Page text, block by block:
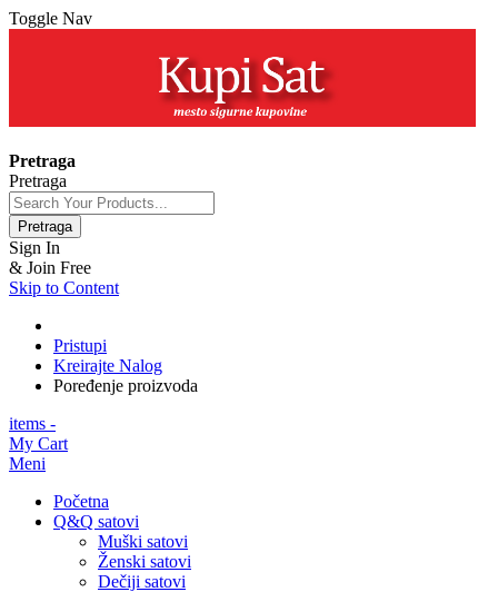
Toggle Nav
Pretraga
Pretraga
Pretraga
Sign In
& Join Free
Skip to Content
Pristupi
Kreirajte Nalog
Poređenje proizvoda
items -
My Cart
Meni
Početna
Q&Q satovi
Muški satovi
Ženski satovi
Dečiji satovi